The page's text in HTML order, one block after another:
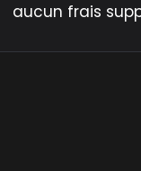
aucun frais